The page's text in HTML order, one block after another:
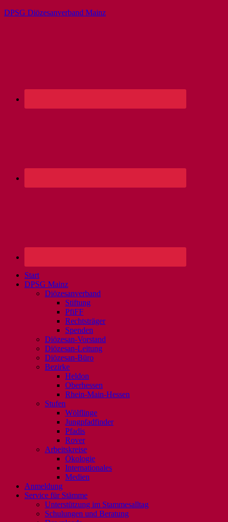
DPSG Diözesanverband Mainz
Start
DPSG Mainz
Diözesanverband
Stiftung
PfiFF
Rechtsträger
Spenden
Diözesan-Vorstand
Diözesan-Leitung
Diözesan-Büro
Bezirke
Heldon
Oberhessen
Rhein-Main-Hessen
Stufen
Wölflinge
Jungpfadfinder
Pfadis
Rover
Arbeitskreise
Ökologie
Internationales
Medien
Anmeldung
Service für Stämme
Unterstützung im Stammesalltag
Schulungen und Beratung